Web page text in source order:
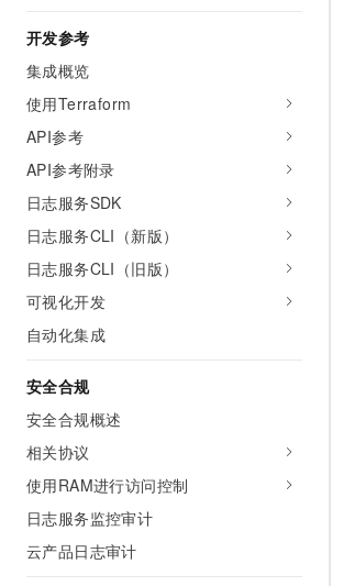
开发参考
集成概览
使用Terraform
API参考
API参考附录
日志服务SDK
日志服务CLI（新版）
日志服务CLI（旧版）
可视化开发
自动化集成
安全合规
安全合规概述
相关协议
使用RAM进行访问控制
日志服务监控审计
云产品日志审计